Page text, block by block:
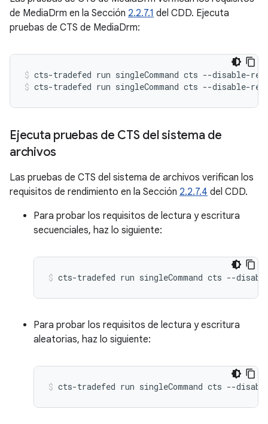
de MediaDrm en la Sección 2.2.7.1 del CDD. Ejecuta
pruebas de CTS de MediaDrm:
cts-tradefed run singleCommand cts --disable-
cts-tradefed run singleCommand cts --disable-
Ejecuta pruebas de CTS del sistema de
archivos
Las pruebas de CTS del sistema de archivos verifican los
requisitos de rendimiento en la Sección 2.2.7.4 del CDD.
Para probar los requisitos de lectura y escritura
secuenciales, haz lo siguiente:
cts-tradefed run singleCommand cts --
Para probar los requisitos de lectura y escritura
aleatorias, haz lo siguiente:
cts-tradefed run singleCommand cts --